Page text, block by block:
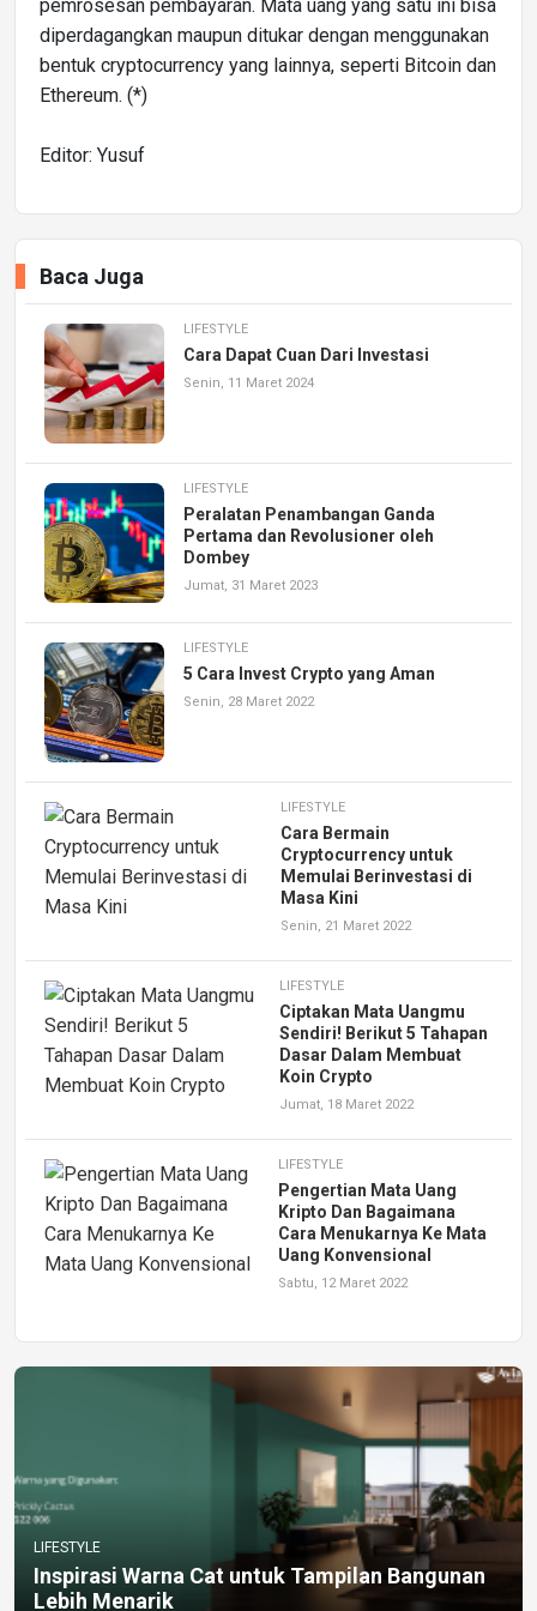
pemrosesan pembayaran. Mata uang yang satu ini bisa
diperdagangkan maupun ditukar dengan menggunakan
bentuk cryptocurrency yang lainnya, seperti Bitcoin dan
Ethereum. (*)
Editor: Yusuf
Baca Juga
LIFESTYLE
Cara Dapat Cuan Dari Investasi
Senin, 11 Maret 2024
LIFESTYLE
Peralatan Penambangan Ganda
Pertama dan Revolusioner oleh
Dombey
Jumat, 31 Maret 2023
LIFESTYLE
5 Cara Invest Crypto yang Aman
Senin, 28 Maret 2022
LIFESTYLE
Cara Bermain
Cryptocurrency untuk
Memulai Berinvestasi di
Masa Kini
Senin, 21 Maret 2022
LIFESTYLE
Ciptakan Mata Uangmu
Sendiri! Berikut 5 Tahapan
Dasar Dalam Membuat
Koin Crypto
Jumat, 18 Maret 2022
LIFESTYLE
Pengertian Mata Uang
Kripto Dan Bagaimana
Cara Menukarnya Ke Mata
Uang Konvensional
Sabtu, 12 Maret 2022
LIFESTYLE
Inspirasi Warna Cat untuk Tampilan Bangunan
Lebih Menarik